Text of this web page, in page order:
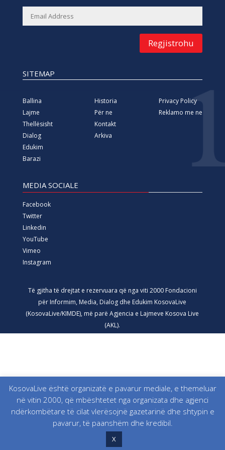
Regjistrohu
SITEMAP
Ballina
Lajme
Thellësisht
Dialog
Edukim
Barazi
Historia
Për ne
Kontakt
Arkiva
Privacy Policy
Reklamo me ne
MEDIA SOCIALE
Facebook
Twitter
Linkedin
YouTube
Vimeo
Instagram
Të gjitha të drejtat e rezervuara që nga viti 2000 Fondacioni
për Informim, Media, Dialog dhe Edukim KosovaLive
(KosovaLive/KIMDE), më parë Agjencia e Lajmeve Kosova Live
(AKL).
KosovaLive është organizatë e pavarur mediale, e themeluar
në vitin 2000, që mbështetet nga organizata dhe agjenci
ndërkombëtare të cilat vlerësojnë gazetarinë dhe shtypin e
pavarur, të paanshëm dhe kredibil.
X